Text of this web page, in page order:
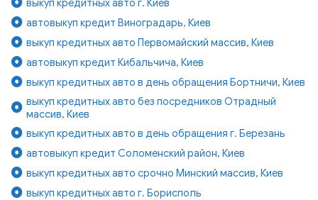
автовыкуп кредит Виноградарь, Киев
выкуп кредитных авто Первомайский массив, Киев
автовыкуп кредит Кибальчича, Киев
выкуп кредитных авто в день обращения Бортничи, Киев
выкуп кредитных авто без посредников Отрадный
массив, Киев
выкуп кредитных авто в день обращения г. Березань
автовыкуп кредит Соломенский район, Киев
выкуп кредитных авто срочно Минский массив, Киев
выкуп кредитных авто г. Борисполь